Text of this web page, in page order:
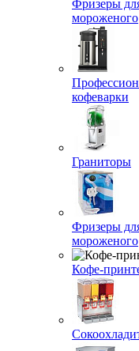
Фризеры
мороженого
кофеварки
Граниторы
Фризеры
мороженого
Кофе-